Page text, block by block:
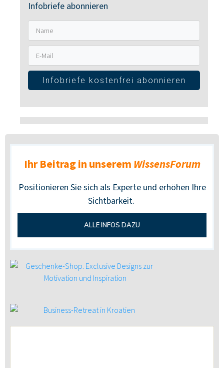
Infobriefe abonnieren
Infobriefe kostenfrei abonnieren
Ihr Beitrag in unserem WissensForum
Positionieren Sie sich als Experte und erhöhen Ihre
Sichtbarkeit.
ALLE INFOS DAZU